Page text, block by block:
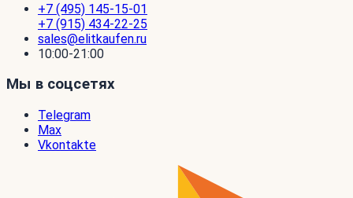
+7 (495) 145-15-01
+7 (915) 434-22-25
sales@elitkaufen.ru
10:00-21:00
Мы в соцсетях
Telegram
Max
Vkontakte